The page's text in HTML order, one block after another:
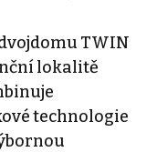
TWIN
lokalitě
technologie